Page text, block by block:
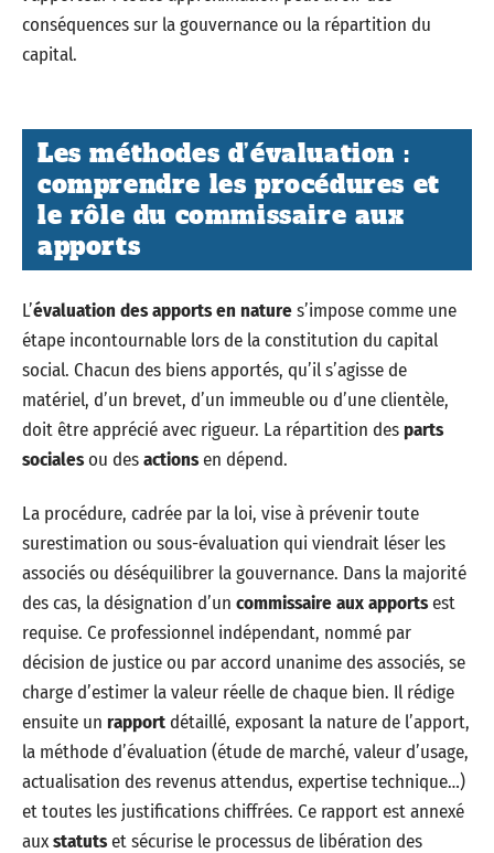
conséquences sur la gouvernance ou la répartition du
capital.
Les méthodes d’évaluation :
comprendre les procédures et
le rôle du commissaire aux
apports
L’évaluation des apports en natures’impose comme une
étape incontournable lors de la constitution du capital
social. Chacun des biens apportés, qu’il s’agisse de
matériel, d’un brevet, d’un immeuble ou d’une clientèle,
doit être apprécié avec rigueur. La répartition desparts
socialesou desactionsen dépend.
La procédure, cadrée par la loi, vise à prévenir toute
surestimation ou sous-évaluation qui viendrait léser les
associés ou déséquilibrer la gouvernance. Dans la majorité
des cas, la désignation d’un commissaire aux apportsest
requise. Ce professionnel indépendant, nommé par
décision de justice ou par accord unanime des associés, se
charge d’estimer la valeur réelle de chaque bien. Il rédige
ensuite un rapportdétaillé, exposant la nature de l’apport,
la méthode d’évaluation (étude de marché, valeur d’usage,
actualisation des revenus attendus, expertise technique…)
et toutes les justifications chiffrées. Ce rapport est annexé
auxstatutset sécurise le processus de libération des